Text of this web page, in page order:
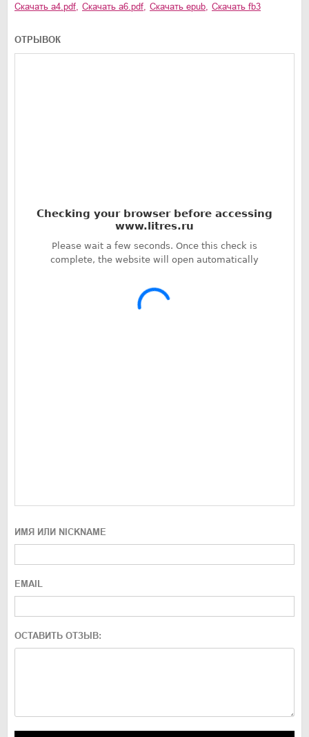
Скачать a4.pdf Скачать a6.pdf Скачать epub Скачать fb3
ОТРЫВОК
ИМЯ ИЛИ NICKNAME
EMAIL
ОСТАВИТЬ ОТЗЫВ: